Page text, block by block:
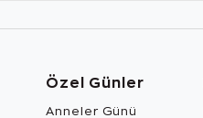
Özel Günler
Anneler Günü